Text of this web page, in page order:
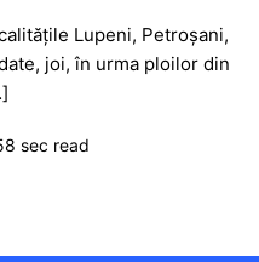
s
a
g
ta
a
z
Lupeni, Petroşani,
joi, în urma ploilor din
sec read